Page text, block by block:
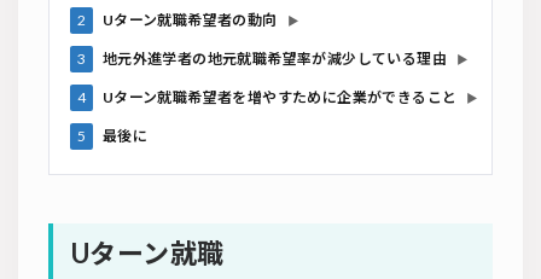
2 Uターン就職希望者の動向 ▶
3 地元外進学者の地元就職希望率が減少している理由 ▶
4 Uターン就職希望者を増やすために企業ができること ▶
5 最後に
Uターン就職